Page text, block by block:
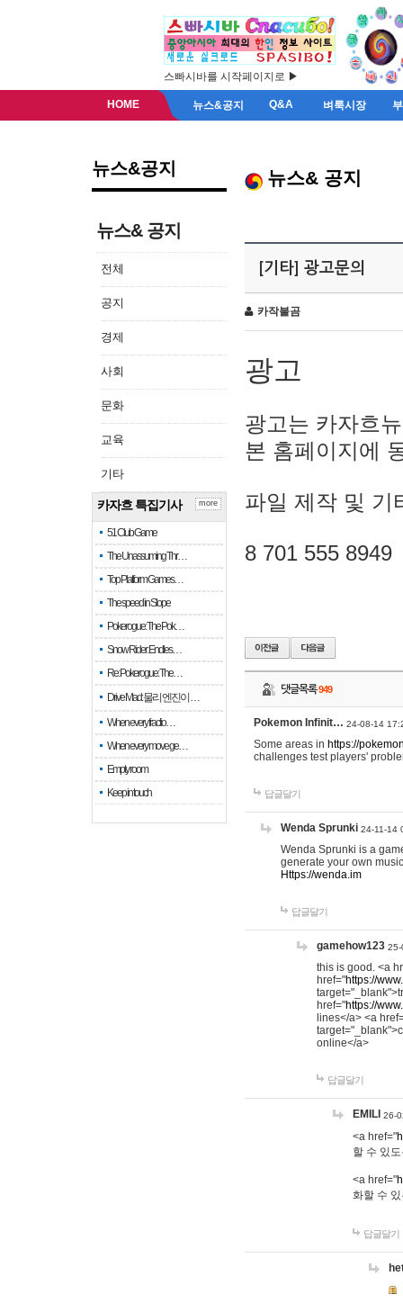
스빠시바를 시작페이지로 ▶
HOME 뉴스&공지 Q&A 벼룩시장
뉴스&공지
뉴스& 공지
전체
공지
경제
사회
문화
교육
기타
카자흐 특집기사
51 Club Game
The Unassuming Thr…
Top Platform Games…
The speed in Slope
Pokerogue: The Pok…
Snow Rider: Endles…
Re: Pokerogue: The…
Drive Mad: 물리 엔진이 …
When every fractio…
When every move ge…
Empty room
Keep in touch
more
뉴스& 공지
[기타] 광고문의
카작불곰
광고
광고는 카자흐
본 홈페이지에
파일 제작 및 기
8 701 555 8949
댓글목록949
Pokemon Infinit… 24-08-14
Some areas in https://
challenges test players'
답글달기
Wenda Sprunki 24-11-14
Wenda Sprunki is a
generate your own
Https://wenda.im
답글달기
gamehow123 25-
this is good. <a
href="https://
href="https://
lines</a> <a
online</a>
답글달기
EMILI 26-
<a href="
할 수 있
<a href="
화할 수
답글달기